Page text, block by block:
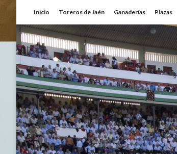
contenido
Inicio Toreros de Jaén Ganaderías Plazas